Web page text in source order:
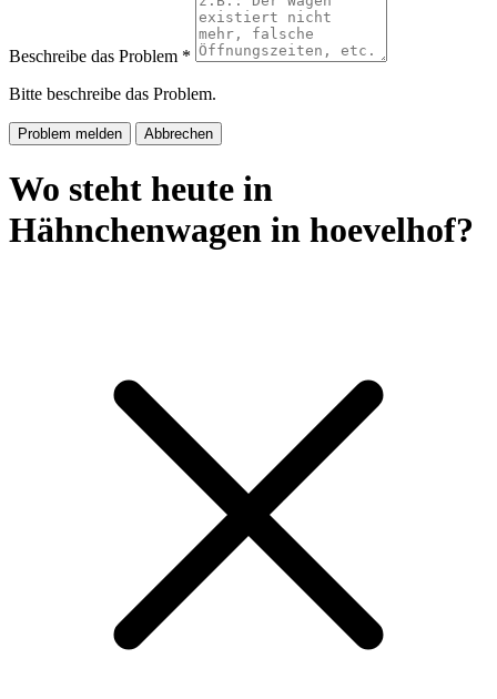
Beschreibe das Problem *
Bitte beschreibe das Problem.
Problem melden Abbrechen
Wo steht heute in
Hähnchenwagen in hoevelhof?